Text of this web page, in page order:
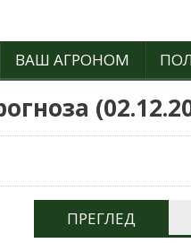
ВАШ АГРОНОМ
ПРЕГЛЕД